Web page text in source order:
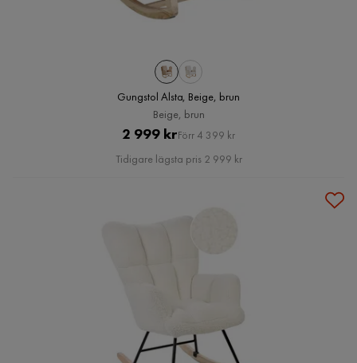
Gungstol Alsta, Beige, brun
Beige, brun
Pris
2 999 krOriginal
Pris
Förr 4 399 kr
Tidigare lägsta pris 2 999 kr